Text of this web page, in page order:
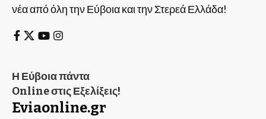
νέα από όλη την Εύβοια και την Στερεά Ελλάδα!
Η Εύβοια πάντα
Online στις Εξελίξεις!
Eviaonline.gr